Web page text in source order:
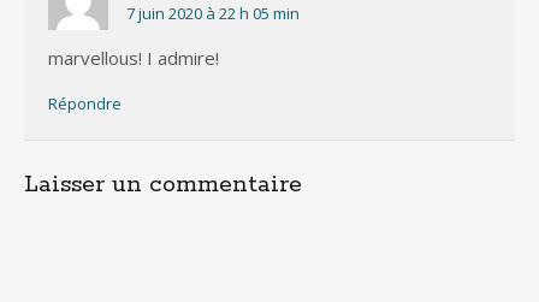
7 juin 2020 à 22 h 05 min
marvellous! I admire!
Répondre
Laisser un commentaire